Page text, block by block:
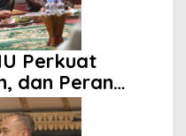
Perkuat
dan Peran